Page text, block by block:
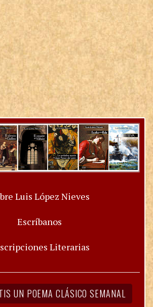
Luis López Nieves
Escríbanos
Literarias
UN POEMA CLÁSICO SEMANAL